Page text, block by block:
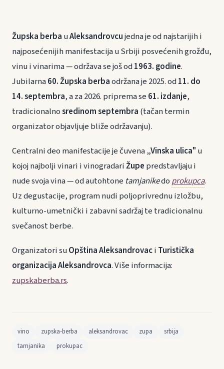
Župska berba uAleksandrovcujedna je od najstarijih i
najposećenijih manifestacija u Srbiji posvećenih grožđu,
vinu i vinarima — održava se još od1963. godine.
Jubilarna60. Župska berbaodržana je 2025. od11. do
14. septembra, a za 2026. priprema se 61. izdanje,
tradicionalnosredinom septembra (tačan termin
organizator objavljuje bliže održavanju).
Centralni deo manifestacije je čuvena„Vinska ulica" u
kojoj najbolji vinari i vinogradariŽupe predstavljaju i
nude svoja vina — od autohtone tamjanikedo prokupca.
Uz degustacije, program nudi poljoprivrednu izložbu,
kulturno-umetnički i zabavni sadržaj te tradicionalnu
svečanost berbe.
Organizatori suOpština Aleksandrovaci Turistička
organizacija Aleksandrovca. Više informacija:
zupskaberba.rs.
vino zupska-berba aleksandrovac zupa
srbija
tamjanika
prokupac